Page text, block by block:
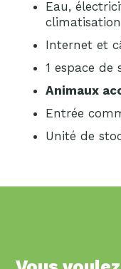
Eau,
Internet et
1 espace
Animaux
Entrée
Unité de